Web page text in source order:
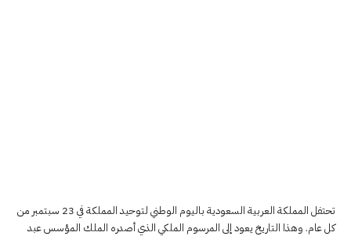
تحتفل المملكة العربية السعودية باليوم الوطني لتوحيد المملكة في 23 سبتمبر من
كل عام. وهذا التاريخ يعود إلى المرسوم الملكي الذي أصدره الملك المؤسس عبد